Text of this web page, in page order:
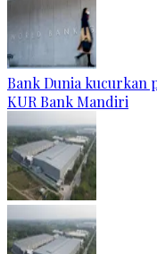
Bank Dunia kucurkan
KUR Bank Mandiri